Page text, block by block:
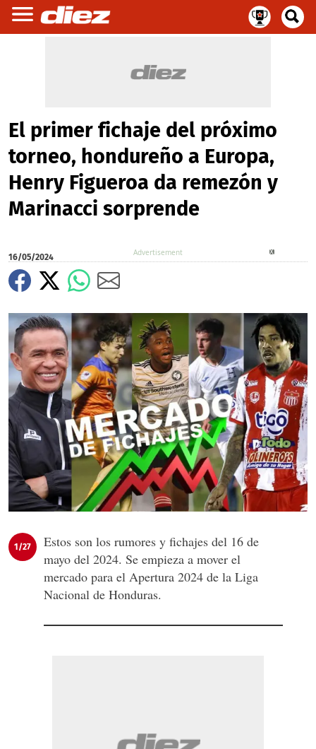
El primer fichaje del próximo
torneo, hondureño a Europa,
Henry Figueroa da remezón y
Marinacci sorprende
16/05/2024
1/27
Estos son los rumores y fichajes del 16 de
mayo del 2024. Se empieza a mover el
mercado para el Apertura 2024 de la Liga
Nacional de Honduras.
X